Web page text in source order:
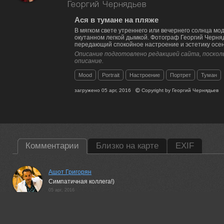
Георгий Чернядьев
Ася в тумане на пляже
В мягком свете утреннего или вечернего солнца
окутанном легкой дымкой. Фотограф Георгий
передающий спокойное настроение и эстетику
Описание подготовлено редакцией сайта,
описание.
Mood Portrait Настроение Портрет Туман
загружено05 apr, 2016 Copyright byГеоргий Чернядьев
Комментарии Близко на карте EXIF
Ашот Григорян
Симпатичная коллега!)
05 apr, 2016